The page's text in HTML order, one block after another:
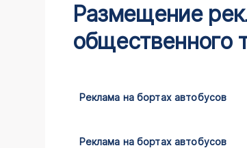
Размещение
общественного
Реклама на бортах автобусов
Реклама на бортах автобусов